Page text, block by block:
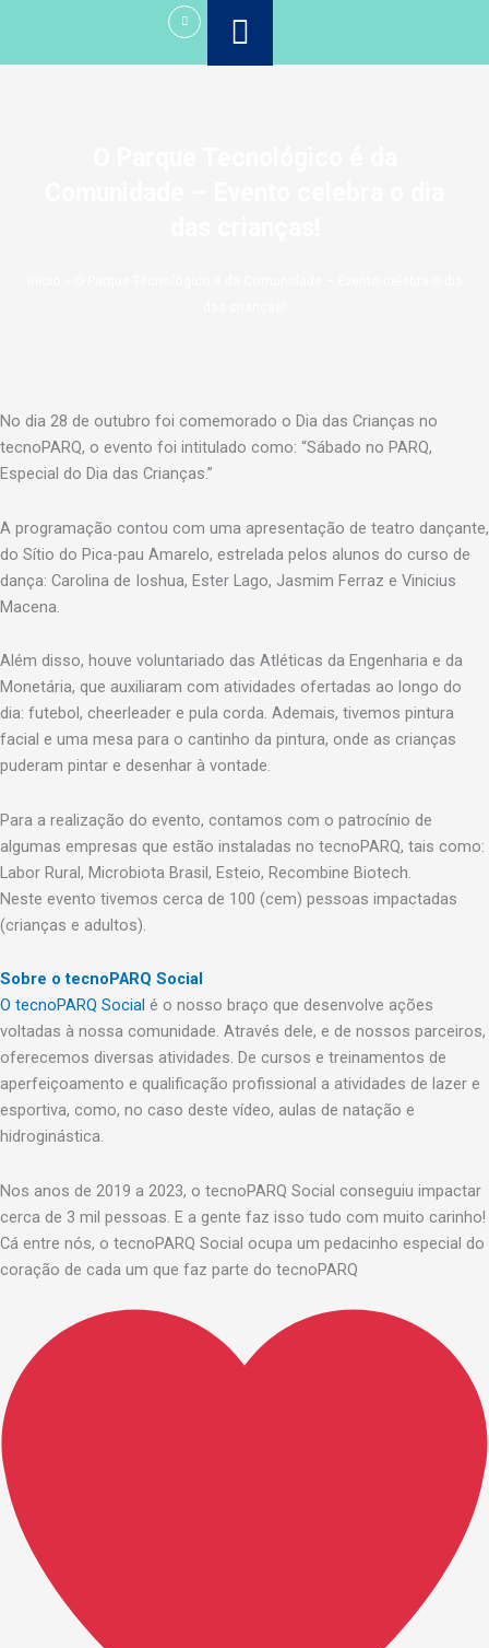
o
No dia 28 de outubro foi comemorado o Dia das Crianças no
tecnoPARQ, o evento foi intitulado como: “Sábado no PARQ,
Especial do Dia das Crianças.”
A programação contou com uma apresentação de teatro dançante,
do Sítio do Pica-pau Amarelo, estrelada pelos alunos do curso de
dança: Carolina de Ioshua, Ester Lago, Jasmim Ferraz e Vinicius
Macena.
Além disso, houve voluntariado das Atléticas da Engenharia e da
Monetária, que auxiliaram com atividades ofertadas ao longo do
dia: futebol, cheerleader e pula corda. Ademais, tivemos pintura
facial e uma mesa para o cantinho da pintura, onde as crianças
puderam pintar e desenhar à vontade.
Para a realização do evento, contamos com o patrocínio de
algumas empresas que estão instaladas no tecnoPARQ, tais como:
Labor Rural, Microbiota Brasil, Esteio, Recombine Biotech.
Neste evento tivemos cerca de 100 (cem) pessoas impactadas
(crianças e adultos).
Sobre o tecnoPARQ Social
O tecnoPARQ Social é o nosso braço que desenvolve ações
voltadas à nossa comunidade. Através dele, e de nossos parceiros,
oferecemos diversas atividades. De cursos e treinamentos de
aperfeiçoamento e qualificação profissional a atividades de lazer e
esportiva, como, no caso deste vídeo, aulas de natação e
hidroginástica.
Nos anos de 2019 a 2023, o tecnoPARQ Social conseguiu impactar
cerca de 3 mil pessoas. E a gente faz isso tudo com muito carinho!
Cá entre nós, o tecnoPARQ Social ocupa um pedacinho especial do
coração de cada um que faz parte do tecnoPARQ